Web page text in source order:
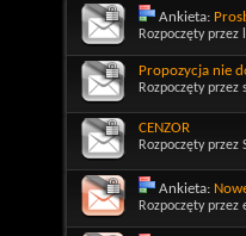
Ankieta:
Rozpoczęty przez
Propozycja nie
Rozpoczęty przez
CENZOR
Rozpoczęty przez
Ankieta:
Rozpoczęty przez